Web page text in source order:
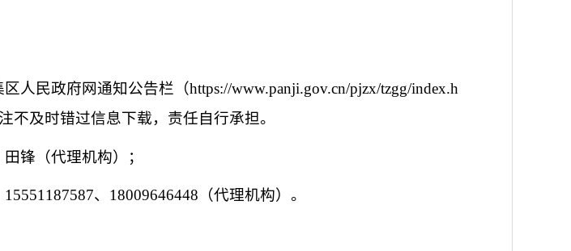
区人民政府网通知公告栏（https://www.panji.gov.cn/pjzx/tzgg/index.h
不及时错过信息下载，责任自行承担。
锋（代理机构）；
15551187587、18009646448（代理机构）。